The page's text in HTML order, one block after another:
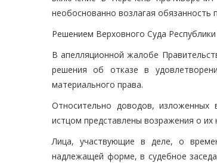
необоснованно возлагая
Решением Верховного Суда
В апелляционной жалобе
решения об отказе в
материального права.
Относительно доводов,
истцом представлены возражения о их
Лица, участвующие в деле, о
надлежащей форме, в судебное